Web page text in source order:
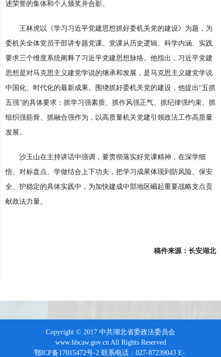
述荣誉的集体和个人颁奖并合影。
王林虎以《学习习近平党建思想抓好委机关党的建设》为题，为
委机关全体党员干部讲专题党课。党课从历史逻辑、科学内涵、实践
要求三个维度系统阐释了习近平党建思想脉络。他指出，习近平党建
思想是对马克思主义建党学说的继承和发展，是马克思主义建党学说
中国化、时代化的最新成果。围绕抓好委机关党的建设，他提出“五抓
五强”的具体要求：抓学习强素质、抓作风强正气、抓纪律强约束、抓
组织强筋骨、抓融合强作为，以高质量机关党建引领政法工作高质量
发展。
沙玉山在主持讲话中强调，要贯彻落实好党课精神，在深学细
悟、对标盘点、学做结合上下功夫，把学习成果体现到防风险、保安
全、护稳定的具体实践中，为加快建成中部地区崛起重要战略支点贡
献政法力量。
稿件来源：长安湖北
Copyright © 2017 中共湖北省委政法委员会
www.hbcaw.gov.cn All Rights Reserved
鄂ICP备17015472号-2 联系电话：027-87239043 E-